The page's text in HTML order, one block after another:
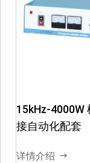
15kHz-4000W
接自动化配套
详情介绍